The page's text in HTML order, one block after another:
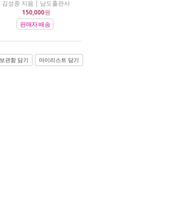
김성종 지음 | 남도출판사
150,000원
판매자 배송
보관함 담기 마이리스트 담기